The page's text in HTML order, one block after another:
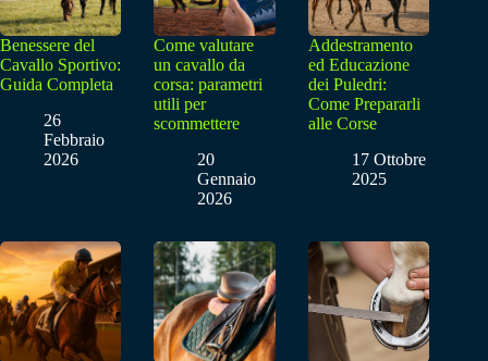
Benessere del
Cavallo Sportivo:
Guida Completa
26
Febbraio
2026
Come valutare
un cavallo da
corsa: parametri
utili per
scommettere
20
Gennaio
2026
Addestramento
ed Educazione
dei Puledri:
Come Prepararli
alle Corse
17 Ottobre
2025